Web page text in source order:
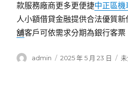
款服務廠商更多更便捷中正區機
人小額借貸金融提供合法優質
舖客戶可依需求分期為銀行客票
作
admin
發
2025 年 5 月 23 日
分